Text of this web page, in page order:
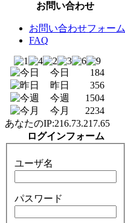
お問い合わせ
お問い合わせフォーム
FAQ
今日
184
昨日
356
今週
1504
今月
2234
あなたのIP:216.73.217.65
ログインフォーム
ユーザ名
パスワード